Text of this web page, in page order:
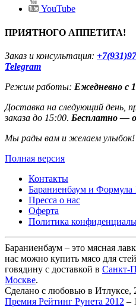
YouTube
ПРИЯТНОГО АППЕТИТА!
Заказ и консультация:
Telegram
Режим работы: Ежедневно с
Доставка на следующий день,
заказа до 15:00. Бесплатно —
Мы рады вам и желаем улыбок!
Полная версия
Контакты
Бараниенбаум и Формула
Пресса о нас
Оферта
Политика
Бараниенбаум – это мясная
нас можно купить мясо для
говядину с доставкой в Санкт-
Москве.
Сделано с любовью в Итлуксе,
Премия Рейтинг Рунета 2012 –